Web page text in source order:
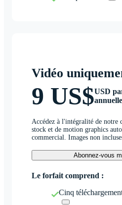
Vidéo
9 US$USD
Accédez à l'intégralité de notre
stock et de motion graphics
commercial. Images non
Abonnez-vous
Le forfait comprend :
Cinq